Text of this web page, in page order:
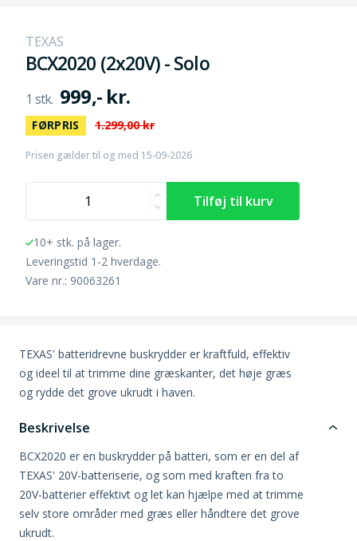
TEXAS
BCX2020 (2x20V) - Solo
999,- kr.
FØRPRIS 1.299,00 kr
Prisen gælder til og med 15-09-2026
10+ stk. på lager.
Leveringstid 1-2 hverdage.
Vare nr.: 90063261
TEXAS' batteridrevne buskrydder er kraftfuld, effektiv
og ideel til at trimme dine græskanter, det høje græs
og rydde det grove ukrudt i haven.
Beskrivelse
BCX2020 er en buskrydder på batteri, som er en del af
TEXAS' 20V-batteriserie, og som med kraften fra to
20V-batterier effektivt og let kan hjælpe med at trimme
selv store områder med græs eller håndtere det grove
ukrudt.